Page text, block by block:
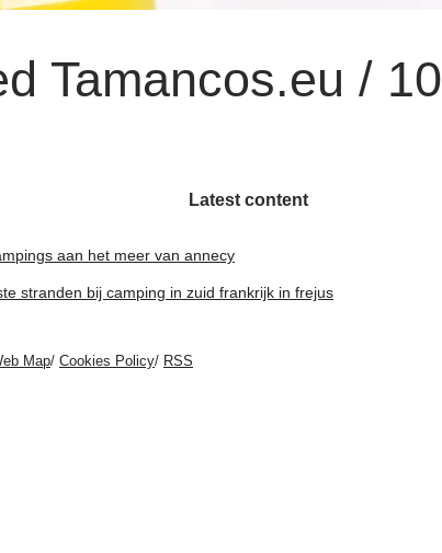
Tamancos.eu / 10
Latest content
aan het meer van annecy
stranden bij camping in zuid frankrijk in frejus
Map/ Cookies Policy/ RSS